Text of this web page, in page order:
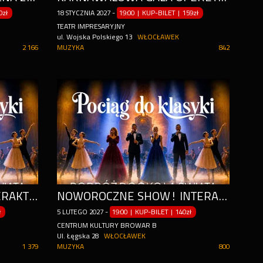
2 166
18 STYCZNIA 2027 - 19:00 | KUP-BILET |159zł
TEATR IMPRESARYJNY
ul. Wojska Polskiego 13
WŁOCŁAWEK
842
MUZYKA
WYJĄTKOWE SHOW! INTERAKTYWNA PRZYGODA Z MUZYCZNYMI HITAMI WSZECHCZASÓW
1 379
NOWOROCZNE SHOW! INTERAKTYWNA PRZYGODA Z MUZYCZNYMI HITAMI WSZECHCZASÓW
5 LUTEGO 2027 - 19:00 | KUP-BILET |140zł
CENTRUM KULTURY BROWAR B
Ul. Łęgska 28
WŁOCŁAWEK
800
MUZYKA